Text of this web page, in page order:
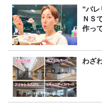
”バ
ＮＳ
作っ
わざ